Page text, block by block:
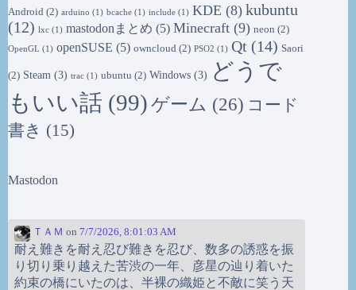
Android (2) arduino (1) bcache (1) include (1) KDE (8) kubuntu
(12) lxc (1) mastodonまとめ (5) Minecraft (9) neon (2)
OpenGL (1) openSUSE (5) owncloud (2) PSO2 (1) Qt (14) Saori
(2) Steam (3) trac (1) ubuntu (2) Windows (3) どうで
もいい話 (99)ゲーム (26) コード
書き (15)
Mastodon
ＴＡＭ on 7/7/2026, 8:01:03 AM
耐え難きを耐え忍び難きを忍び、数多の誘惑を振
り切り乗り越えた苦渋の一年、彦星の辿り着いた
約束の橋にいたのは、半裸の織姫と不敵に笑う天